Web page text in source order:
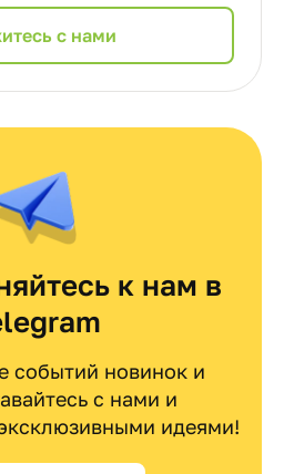
с нами
к нам в
событий новинок и
с нами и
идеями!